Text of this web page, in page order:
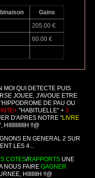
Gains
205.00 €
60.00 €
MOI QUI DETECTE PUIS
JOUEE, J'AVOUE ETRE
DE PAU OU
"HABITUELLE" + 3
D'APRES NOTRE "LIVRE
HIIIIIIIIIIIH !!@
EN GENERAL 2 SUR
LES 4...
COTES/RAPPORTS UNE
NOUS FAIRE GAGNER
HIIIIIIIH !!@